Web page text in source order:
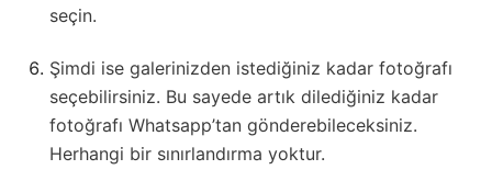
seçin.
Şimdi ise galerinizden istediğiniz kadar fotoğrafı
seçebilirsiniz. Bu sayede artık dilediğiniz kadar
fotoğrafı Whatsapp’tan gönderebileceksiniz.
Herhangi bir sınırlandırma yoktur.